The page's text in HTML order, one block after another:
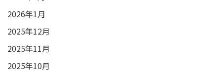
2026年1月
2025年12月
2025年11月
2025年10月